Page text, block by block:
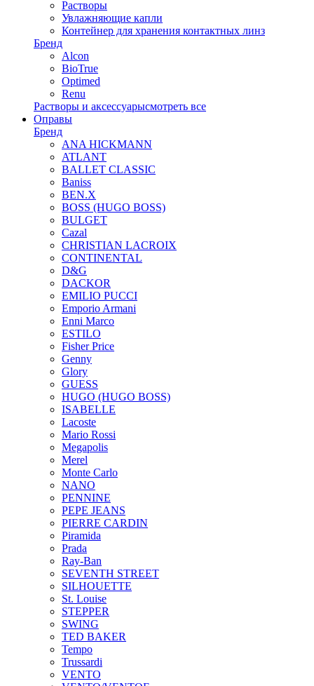
Растворы
Увлажняющие капли
Контейнер для хранения контактных линз
Бренд
Alcon
BioTrue
Optimed
Renu
Растворы и аксессуарысмотреть все
Оправы
Бренд
ANA HICKMANN
ATLANT
BALLET CLASSIC
Baniss
BEN.X
BOSS (HUGO BOSS)
BULGET
Cazal
CHRISTIAN LACROIX
CONTINENTAL
D&G
DACKOR
EMILIO PUCCI
Emporio Armani
Enni Marco
ESTILO
Fisher Price
Genny
Glory
GUESS
HUGO (HUGO BOSS)
ISABELLE
Lacoste
Mario Rossi
Megapolis
Merel
Monte Carlo
NANO
PENNINE
PEPE JEANS
PIERRE CARDIN
Piramida
Prada
Ray-Ban
SEVENTH STREET
SILHOUETTE
St. Louise
STEPPER
SWING
TED BAKER
Tempo
Trussardi
VENTO